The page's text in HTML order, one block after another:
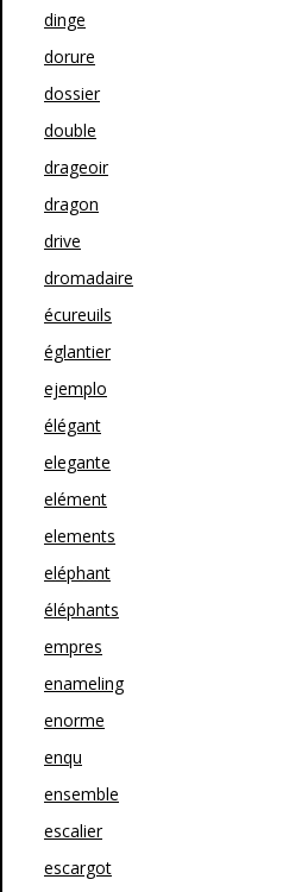
dinge
dorure
dossier
double
drageoir
dragon
drive
dromadaire
écureuils
églantier
ejemplo
élégant
elegante
elément
elements
eléphant
éléphants
empres
enameling
enorme
enqu
ensemble
escalier
escargot